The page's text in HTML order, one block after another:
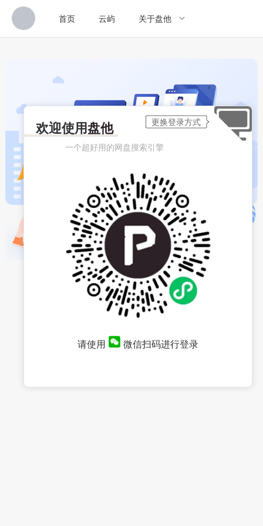
首页 云屿 关于盘他
欢迎使用盘他
一个超好用的网盘搜索引擎
请使用 微信扫码进行登录